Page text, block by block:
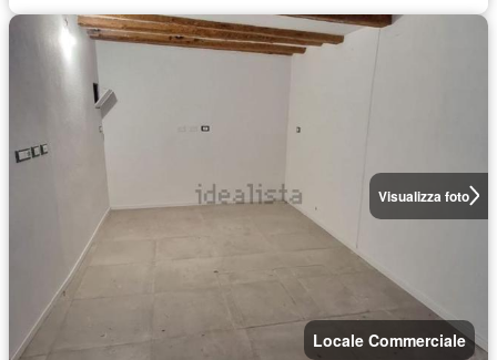
Visualizza foto
Locale Commerciale